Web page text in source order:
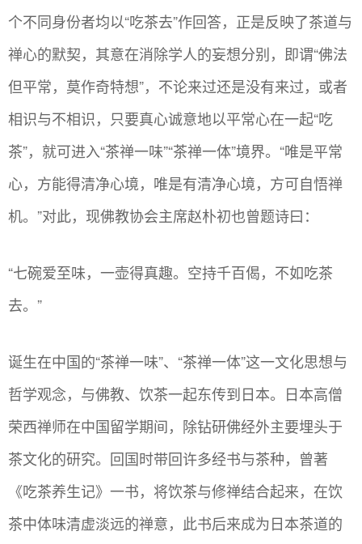
个不同身份者均以“吃茶去”作回答，正是反映了茶道与
禅心的默契，其意在消除学人的妄想分别，即谓“佛法
但平常，莫作奇特想”，不论来过还是没有来过，或者
相识与不相识，只要真心诚意地以平常心在一起“吃
茶”，就可进入“茶禅一味”“茶禅一体”境界。“唯是平常
心，方能得清净心境，唯是有清净心境，方可自悟禅
机。”对此，现佛教协会主席赵朴初也曾题诗曰：
“七碗爱至味，一壶得真趣。空持千百偈，不如吃茶
去。”
诞生在中国的“茶禅一味”、“茶禅一体”这一文化思想与
哲学观念，与佛教、饮茶一起东传到日本。日本高僧
荣西禅师在中国留学期间，除钻研佛经外主要埋头于
茶文化的研究。回国时带回许多经书与茶种，曾著
《吃茶养生记》一书，将饮茶与修禅结合起来，在饮
茶中体味清虚淡远的禅意，此书后来成为日本茶道的